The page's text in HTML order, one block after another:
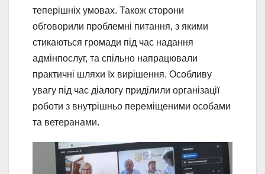
теперішніх умовах. Також сторони
обговорили проблемні питання, з якими
стикаються громади під час надання
адмінпослуг, та спільно напрацювали
практичні шляхи їх вирішення. Особливу
увагу під час діалогу приділили організації
роботи з внутрішньо переміщеними особами
та ветеранами.